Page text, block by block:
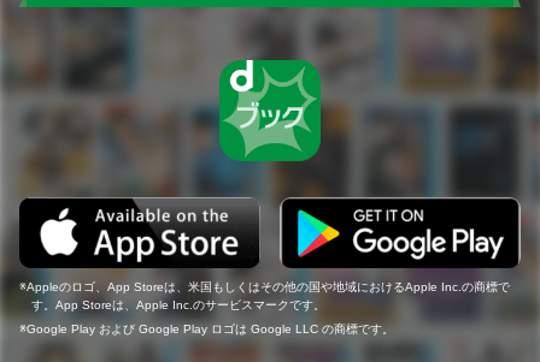
Appleのロゴ、App Storeは、米国もしくはその他の国や地域におけるApple Inc.の商標で
す。App Storeは、Apple Inc.のサービスマークです。
Google Play および Google Play ロゴは Google LLC の商標です。